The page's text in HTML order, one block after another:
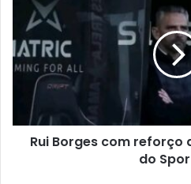
Rui Borges com reforço
do